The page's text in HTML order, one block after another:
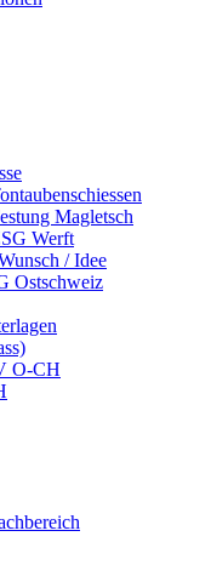
Magletsch
Werft
/ Idee
Ostschweiz
O-CH